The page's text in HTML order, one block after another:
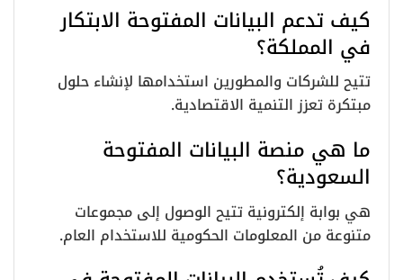
كيف تدعم البيانات المفتوحة الابتكار
في المملكة؟
تتيح للشركات والمطورين استخدامها لإنشاء حلول
مبتكرة تعزز التنمية الاقتصادية.
ما هي منصة البيانات المفتوحة
السعودية؟
هي بوابة إلكترونية تتيح الوصول إلى مجموعات
متنوعة من المعلومات الحكومية للاستخدام العام.